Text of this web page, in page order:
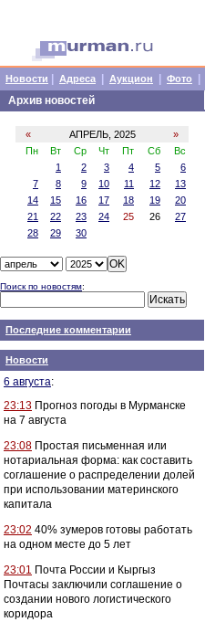
Новости Адреса Аукцион Фото
Архив новостей
« АПРЕЛЬ, 2025
»
Пн
Вт Ср Чт Пт Сб
Вс
1
2 3 4 5
6
7
8 9 10 11 12
13
14
15 16 17 18 19
20
21
22 23 24 25 26
27
28
29 30
Поиск по новостям:
Последние комментарии
Новости
6 августа:
23:13 Прогноз погоды в Мурманске
на 7 августа
23:08 Простая письменная или
нотариальная форма: как составить
соглашение о распределении долей
при использовании материнского
капитала
23:02 40% зумеров готовы работать
на одном месте до 5 лет
23:01 Почта России и Кыргыз
Почтасы заключили соглашение о
создании нового логистического
коридора